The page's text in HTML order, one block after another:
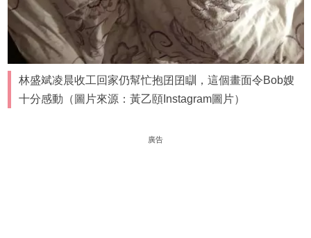
林盛斌凌晨收工回家仍幫忙抱囝囝瞓，這個畫面令Bob嫂
十分感動（圖片來源：黃乙頤Instagram圖片）
廣告